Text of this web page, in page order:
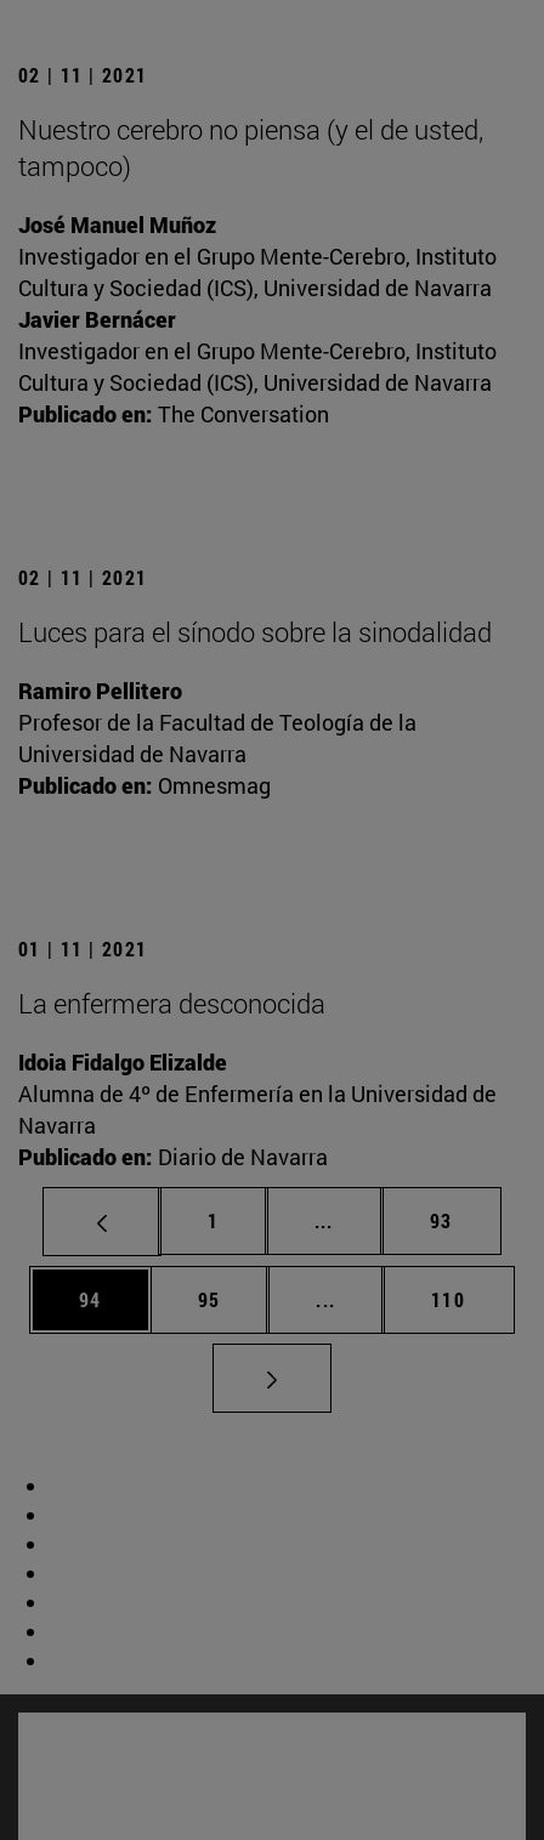
02 | 11 | 2021
Nuestro cerebro no piensa (y el de usted,
tampoco)
José Manuel Muñoz
Investigador en el Grupo Mente-Cerebro, Instituto
Cultura y Sociedad (ICS), Universidad de Navarra
Javier Bernácer
Investigador en el Grupo Mente-Cerebro, Instituto
Cultura y Sociedad (ICS), Universidad de Navarra
Publicado en: The Conversation
02 | 11 | 2021
Luces para el sínodo sobre la sinodalidad
Ramiro Pellitero
Profesor de la Facultad de Teología de la
Universidad de Navarra
Publicado en: Omnesmag
01 | 11 | 2021
La enfermera desconocida
Idoia Fidalgo Elizalde
Alumna de 4º de Enfermería en la Universidad de
Navarra
Publicado en: Diario de Navarra
Página
1 ... Páginas intermedias
Página
93
Página
94 Página
95 ... Páginas intermedias
Página
110